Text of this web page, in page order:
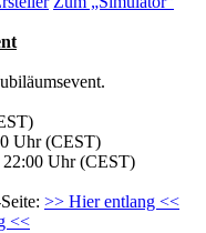
Uhr (CEST)
Uhr (CEST)
>> Hier entlang <<
<<